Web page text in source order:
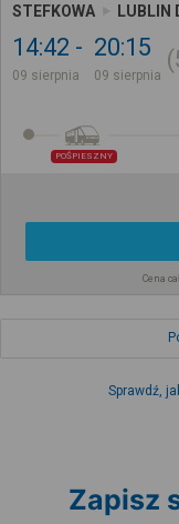
STEFKOWA LUBLIN
14:42
09 sierpnia
20:15
09 sierpnia
POŚPIESZNY
Cena
Sprawdź,
Zapisz